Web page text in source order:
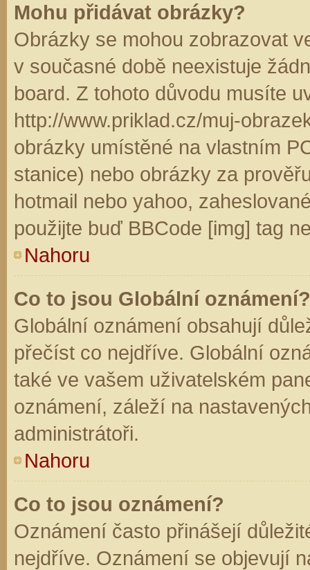
Mohu přidávat obrázky?
Obrázky se mohou zobrazovat
v současné době neexistuje
board. Z tohoto důvodu musíte
http://www.priklad.cz/muj-
obrázky umístěné na vlastním
stanice) nebo obrázky za
hotmail nebo yahoo,
použijte buď BBCode [img] tag
Nahoru
Co to jsou Globální oznámení?
Globální oznámení obsahují
přečíst co nejdříve. Globální
také ve vašem uživatelském
oznámení, záleží na
administrátoři.
Nahoru
Co to jsou oznámení?
Oznámení často přinášejí
nejdříve. Oznámení se objevují